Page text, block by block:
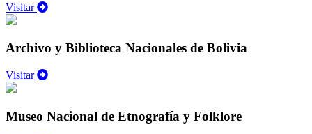
Visitar
Archivo y Biblioteca Nacionales de Bolivia
Visitar
Museo Nacional de Etnografía y Folklore